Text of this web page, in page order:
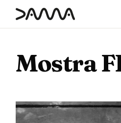
contenido
Mostra